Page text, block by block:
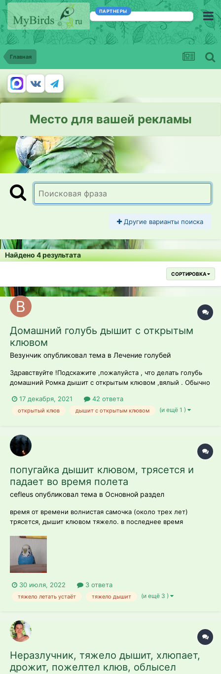
ПАРТНЕРЫ
Главная
Место для вашей рекламы
Другие варианты поиска
Найдено 4 результата
СОРТИРОВКА
Домашний голубь дышит с открытым
клювом
Везунчик опубликовал тема в Лечение голубей
Здравствуйте !Подскажите ,пожалуйста , что делать голубь
домашний Ромка дышит с открытым клювом ,вялый . Обычно
смотрю вялый ,не такой активный .Смотрела в клюв вроде
все чисто . Вчера Ромка еще гулькал со вторым голубем (их у
17 декабря, 2021 42 ответа
открытый клюв дышит с открытым клювом (и ещё 1 )
попугайка дышит клювом, трясется и
падает во время полета
cefleus опубликовал тема в Основной раздел
время от времени волнистая самочка (около трех лет)
трясется, дышит клювом тяжело. в последнее время
же сидит на клетке, а если полетит, то упадёт. птичку
осматривали, переломов нет. ест как обычно. помёт
нормальный. сепия и м...
30 июля, 2022 3 ответа
тяжело летать устаёт тяжело дышит (и ещё 3 )
Неразлучник, тяжело дышит, хлюпает,
дрожит, пожелтел клюв, облысел